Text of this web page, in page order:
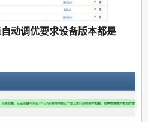
动调优要求设备版本都是